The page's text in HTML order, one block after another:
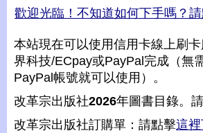
歡迎光臨！不知道如何下手嗎？
本站現在可以使用信用卡線上刷
界科技/ECpay或PayPal完成（無
PayPal帳號就可以使用）。
改革宗出版社2026年圖書目錄。
改革宗出版社訂購單：請點擊這